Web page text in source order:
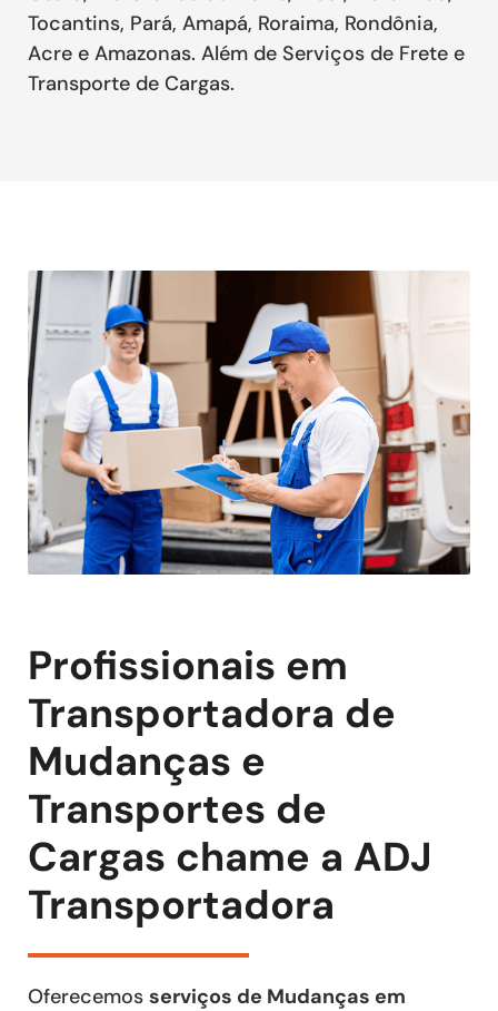
Tocantins, Pará, Amapá, Roraima, Rondônia,
Acre e Amazonas. Além de Serviços de Frete e
Transporte de Cargas.
Profissionais em
Transportadora de
Mudanças e
Transportes de
Cargas chame a ADJ
Transportadora
Oferecemos serviços de Mudanças em